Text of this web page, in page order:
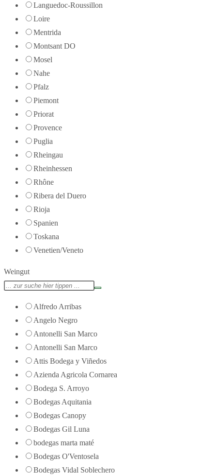
Languedoc-Roussillon
Loire
Mentrida
Montsant DO
Mosel
Nahe
Pfalz
Piemont
Priorat
Provence
Puglia
Rheingau
Rheinhessen
Rhône
Ribera del Duero
Rioja
Spanien
Toskana
Venetien/Veneto
Weingut
Alfredo Arribas
Angelo Negro
Antonelli San Marco
Antonelli San Marco
Attis Bodega y Viñedos
Azienda Agricola Cornarea
Bodega S. Arroyo
Bodegas Aquitania
Bodegas Canopy
Bodegas Gil Luna
bodegas marta maté
Bodegas O'Ventosela
Bodegas Vidal Soblechero